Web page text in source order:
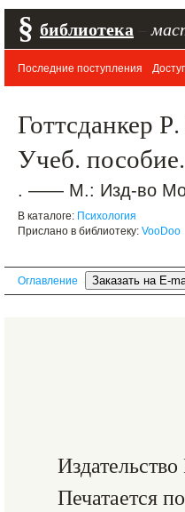
§ библиотека
Последние поступления
Готтсданкер
Учеб.
. —— М.: Изд-во
В каталоге: Психология
Прислано в библиотеку: VooDoo
Оглавление
Печатается